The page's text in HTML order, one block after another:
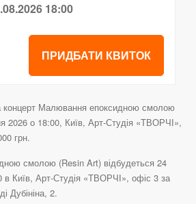
18:00
ПРИДБАТИ КВИТОК
концерт Малювання епоксидною смолою
2026 о 18:00, Київ, Арт-Студія «ТВОРЧІ»,
грн.
смолою (Resin Art) відбудеться 24
в Київ, Арт-Студія «ТВОРЧІ», офіс 3 за
Дубініна, 2.